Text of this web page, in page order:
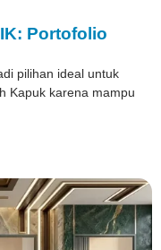
Portofolio
pilihan ideal untuk
Kapuk karena mampu